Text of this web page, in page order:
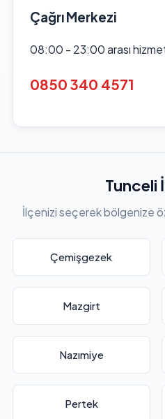
Çağrı Merkezi
08:00 - 23:00 arası
0850 340 4571
Tunceli
İlçenizi seçerek bölgenize
Çemişgezek
Mazgirt
Nazımiye
Pertek